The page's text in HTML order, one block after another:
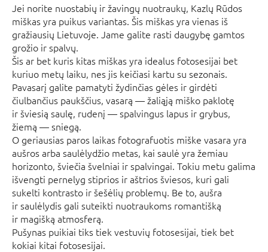
Jei norite nuostabių ir žavingų nuotraukų, Kazlų Rūdos
miškas yra puikus variantas. Šis miškas yra vienas iš
gražiausių Lietuvoje. Jame galite rasti daugybę gamtos
grožio ir spalvų.
Šis ar bet kuris kitas miškas yra idealus fotosesijai bet
kuriuo metų laiku, nes jis keičiasi kartu su sezonais.
Pavasarį galite pamatyti žydinčias gėles ir girdėti
čiulbančius paukščius, vasarą — žaliąją miško paklotę
ir šviesią saulę, rudenį — spalvingus lapus ir grybus,
žiemą — sniegą.
O geriausias paros laikas fotografuotis miške vasara yra
aušros arba saulėlydžio metas, kai saulė yra žemiau
horizonto, šviečia švelniai ir spalvingai. Tokiu metu galima
išvengti pernelyg stiprios ir aštrios šviesos, kuri gali
sukelti kontrasto ir šešėlių problemų. Be to, aušra
ir saulėlydis gali suteikti nuotraukoms romantišką
ir magišką atmosferą.
Pušynas puikiai tiks tiek vestuvių fotosesijai, tiek bet
kokiai kitai fotosesijai.